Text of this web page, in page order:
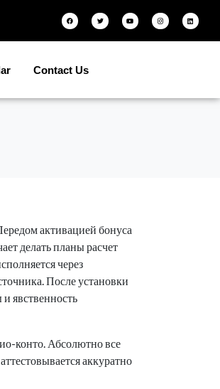
Contact Us
активацией бонуса
делать планы расчет
через
После установки
явственность
конто. Абсолютно все
аккуратно